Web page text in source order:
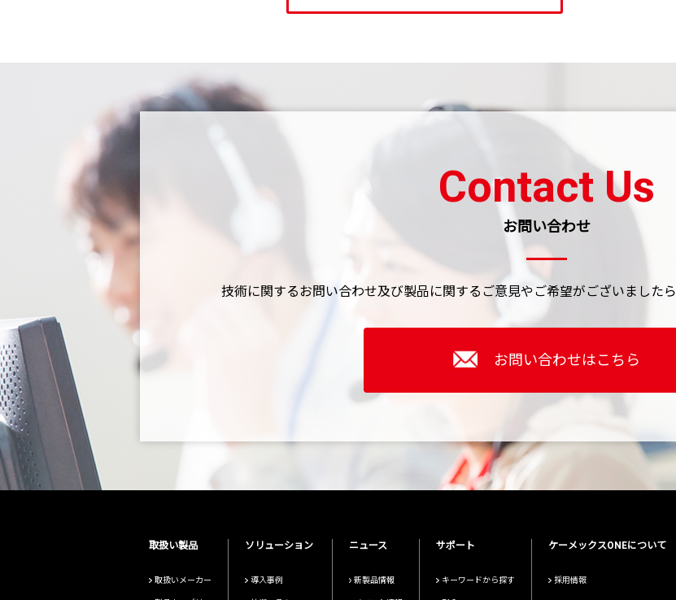
Contact Us
お問い合わせ
技術に関するお問い合わせ及び製品に関するご意見やご希望がございましたら
お問い合わせはこちら
取扱い製品
取扱いメーカー
ソリューション
導入事例
ニュース
新製品情報
サポート
キーワードから探す
ケーメックスONEについて
採用情報